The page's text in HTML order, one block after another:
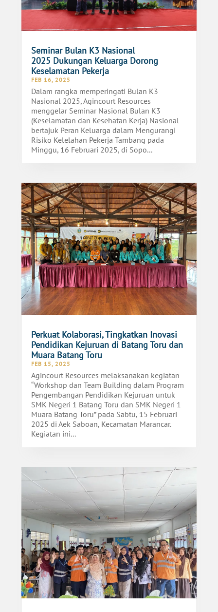
Seminar Bulan K3 Nasional
2025 Dukungan Keluarga Dorong
Keselamatan Pekerja
FEB 16, 2025
Dalam rangka memperingati Bulan K3
Nasional 2025, Agincourt Resources
menggelar Seminar Nasional Bulan K3
(Keselamatan dan Kesehatan Kerja) Nasional
bertajuk Peran Keluarga dalam Mengurangi
Risiko Kelelahan Pekerja Tambang pada
Minggu, 16 Februari 2025, di Sopo...
Perkuat Kolaborasi, Tingkatkan Inovasi
Pendidikan Kejuruan di Batang Toru dan
Muara Batang Toru
FEB 15, 2025
Agincourt Resources melaksanakan kegiatan
“Workshop dan Team Building dalam Program
Pengembangan Pendidikan Kejuruan untuk
SMK Negeri 1 Batang Toru dan SMK Negeri 1
Muara Batang Toru” pada Sabtu, 15 Februari
2025 di Aek Saboan, Kecamatan Marancar.
Kegiatan ini...